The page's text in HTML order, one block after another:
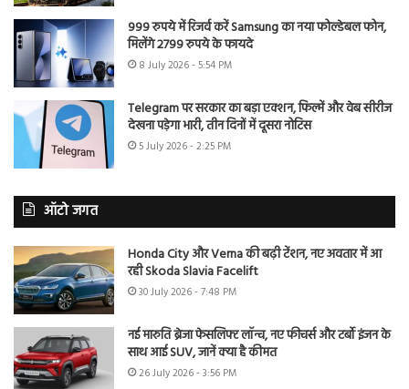
999 रुपये में रिजर्व करें Samsung का नया फोल्डेबल फोन,
मिलेंगे 2799 रुपये के फायदे
8 July 2026 - 5:54 PM
Telegram पर सरकार का बड़ा एक्शन, फिल्में और वेब सीरीज
देखना पड़ेगा भारी, तीन दिनों में दूसरा नोटिस
5 July 2026 - 2:25 PM
ऑटो जगत
Honda City और Verna की बढ़ी टेंशन, नए अवतार में आ
रही Skoda Slavia Facelift
30 July 2026 - 7:48 PM
नई मारुति ब्रेजा फेसलिफ्ट लॉन्च, नए फीचर्स और टर्बो इंजन के
साथ आई SUV, जानें क्या है कीमत
26 July 2026 - 3:56 PM